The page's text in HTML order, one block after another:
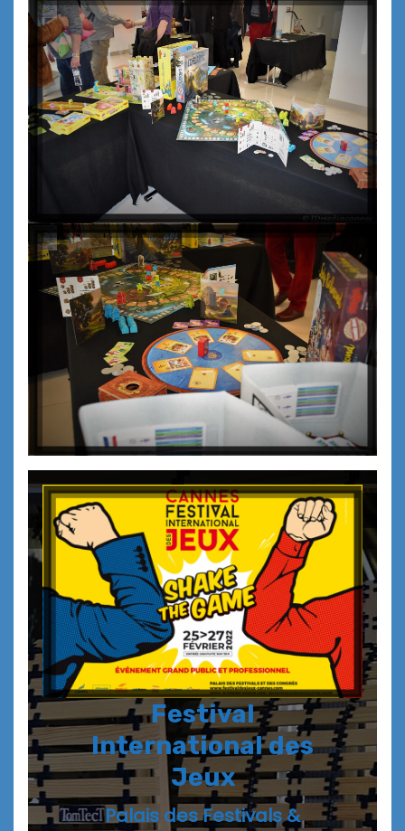
Festival
International des
Jeux
Palais des Festivals &